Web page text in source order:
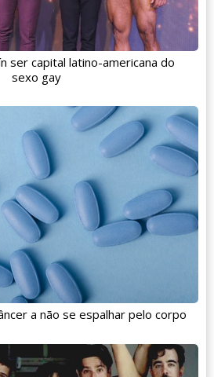
ser capital latino-americana do
sexo gay
a não se espalhar pelo corpo